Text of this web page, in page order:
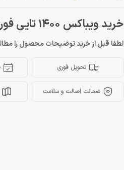
خرید ویباکس 1400 تایی فورتنایت v-bucks Fortnite
لطفا قبل از خرید توضیحات محصول را
تحویل فوری
ضمانت اصالت و سلامت